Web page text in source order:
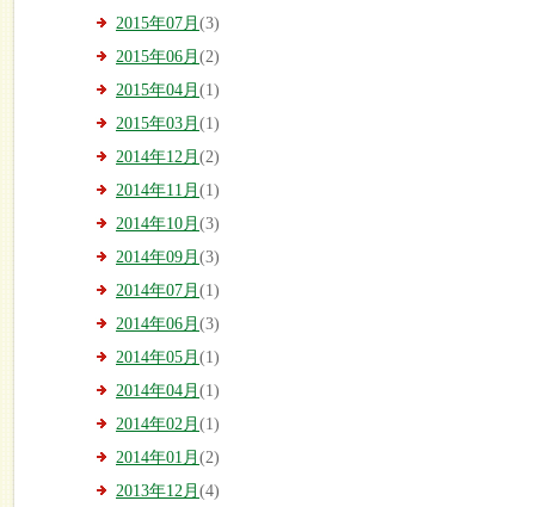
2015年07月 (3)
2015年06月 (2)
2015年04月 (1)
2015年03月 (1)
2014年12月 (2)
2014年11月 (1)
2014年10月 (3)
2014年09月 (3)
2014年07月 (1)
2014年06月 (3)
2014年05月 (1)
2014年04月 (1)
2014年02月 (1)
2014年01月 (2)
2013年12月 (4)